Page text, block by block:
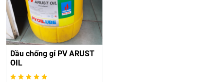
Dầu chống gỉ PV ARUST
OIL